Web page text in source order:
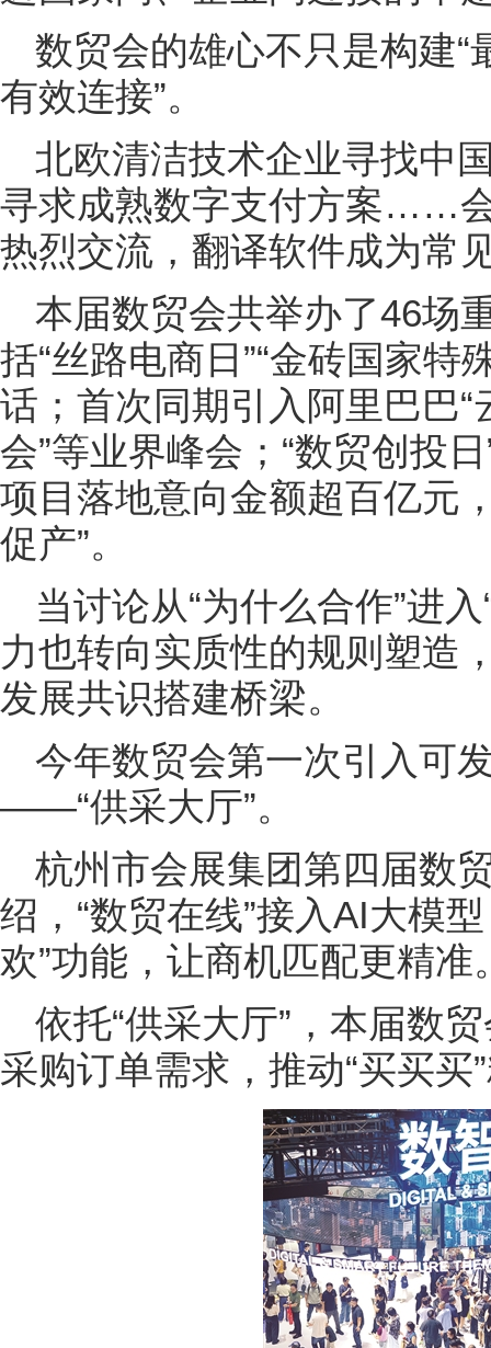
数贸会的雄心不只是构建“
有效连接”。
北欧清洁技术企业寻找中
寻求成熟数字支付方案……
热烈交流，翻译软件成为常
本届数贸会共举办了46场
括“丝路电商日”“金砖国家特
话；首次同期引入阿里巴巴“
会”等业界峰会；“数贸创投
项目落地意向金额超百亿元
促产”。
当讨论从“为什么合作”进
力也转向实质性的规则塑造
发展共识搭建桥梁。
今年数贸会第一次引入可
——“供采大厅”。
杭州市会展集团第四届数
绍，“数贸在线”接入AI大模
欢”功能，让商机匹配更精准
依托“供采大厅”，本届数
采购订单需求，推动“买买买